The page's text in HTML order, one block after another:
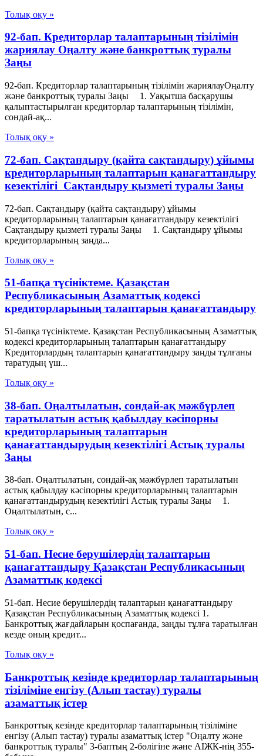
Толық оқу »
92-бап. Кредиторлар талаптарының тізілімін
жариялау Оңалту және банкроттық туралы
Заңы
92-бап. Кредиторлар талаптарының тізілімін жариялауОңалту
және банкроттық туралы Заңы 1. Уақытша басқарушы
қалыптастырылған кредиторлар талаптарының тізілімін,
сондай-ақ...
Толық оқу »
72-бап. Сақтандыру (қайта сақтандыру) ұйымы
кредиторларының талаптарын қанағаттандыру
кезектiлiгi Сақтандыру қызметі туралы Заңы
72-бап. Сақтандыру (қайта сақтандыру) ұйымы
кредиторларының талаптарын қанағаттандыру кезектiлiгi
Сақтандыру қызметі туралы Заңы 1. Сақтандыру ұйымы
кредиторларының заңда...
Толық оқу »
51-бапқа түсініктеме. Қазақстан
Республикасының Азаматтық кодексі
кредиторларының талаптарын қанағаттандыру
51-бапқа түсініктеме. Қазақстан Республикасының Азаматтық
кодексі кредиторларының талаптарын қанағаттандыру
Кредиторлардың талаптарын қанағаттандыру заңды тұлғаны
таратудың үш...
Толық оқу »
38-бап. Оңалтылатын, сондай-ақ мәжбүрлеп
таратылатын астық қабылдау кәсiпорны
кредиторларының талаптарын
қанағаттандырудың кезектiлiгi Астық туралы
Заңы
38-бап. Оңалтылатын, сондай-ақ мәжбүрлеп таратылатын
астық қабылдау кәсiпорны кредиторларының талаптарын
қанағаттандырудың кезектiлiгi Астық туралы Заңы 1.
Оңалтылатын, с...
Толық оқу »
51-бап. Несие берушiлердiң талаптарын
қанағаттандыру Қазақстан Республикасының
Азаматтық кодексi
51-бап. Несие берушiлердiң талаптарын қанағаттандыру
Қазақстан Республикасының Азаматтық кодексi 1.
Банкроттық жағдайларын қоспағанда, заңды тұлға таратылған
кезде оның кредит...
Толық оқу »
Банкроттық кезінде кредиторлар талаптарының
тізіліміне енгізу (Алып тастау) туралы
азаматтық істер
Банкроттық кезінде кредиторлар талаптарының тізіліміне
енгізу (Алып тастау) туралы азаматтық істер "Оңалту және
банкроттық туралы" 3-баптың 2-бөлігіне және АІЖК-нің 355-